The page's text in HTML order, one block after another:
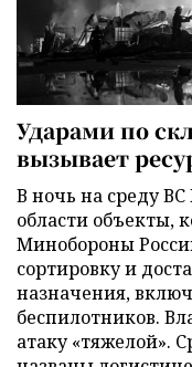
Ударами по
вызывает
В ночь на среду
области объекты,
Минобороны
сортировку и
назначения,
беспилотников.
атаку «тяжелой».